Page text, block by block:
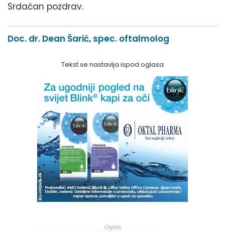
Srdačan pozdrav.
Doc. dr. Dean Šarić, spec. oftalmolog
Tekst se nastavlja ispod oglasa
Oglas